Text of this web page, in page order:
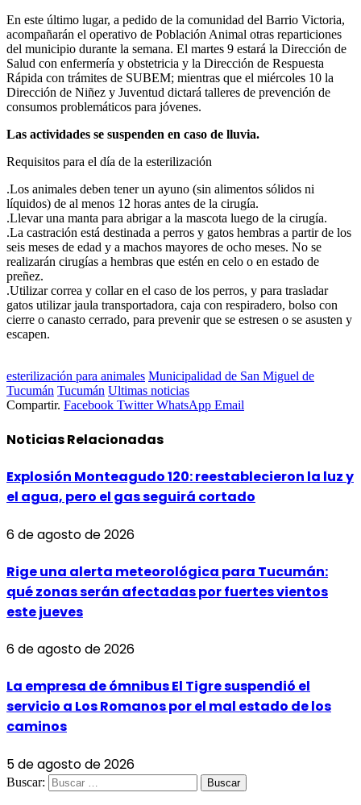
En este último lugar, a pedido de la comunidad del Barrio Victoria,
acompañarán el operativo de Población Animal otras reparticiones
del municipio durante la semana. El martes 9 estará la Dirección de
Salud con enfermería y obstetricia y la Dirección de Respuesta
Rápida con trámites de SUBEM; mientras que el miércoles 10 la
Dirección de Niñez y Juventud dictará talleres de prevención de
consumos problemáticos para jóvenes.
Las actividades se suspenden en caso de lluvia.
Requisitos para el día de la esterilización
.Los animales deben tener un ayuno (sin alimentos sólidos ni
líquidos) de al menos 12 horas antes de la cirugía.
.Llevar una manta para abrigar a la mascota luego de la cirugía.
.La castración está destinada a perros y gatos hembras a partir de los
seis meses de edad y a machos mayores de ocho meses. No se
realizarán cirugías a hembras que estén en celo o en estado de
preñez.
.Utilizar correa y collar en el caso de los perros, y para trasladar
gatos utilizar jaula transportadora, caja con respiradero, bolso con
cierre o canasto cerrado, para prevenir que se estresen o se asusten y
escapen.
esterilización para animales Municipalidad de San Miguel de
Tucumán Tucumán Ultimas noticias
Compartir. Facebook Twitter WhatsApp Email
NoticiasRelacionadas
Explosión Monteagudo 120: reestablecieron la luz y
el agua, pero el gas seguirá cortado
6 de agosto de 2026
Rige una alerta meteorológica para Tucumán:
qué zonas serán afectadas por fuertes vientos
este jueves
6 de agosto de 2026
La empresa de ómnibus El Tigre suspendió el
servicio a Los Romanos por el mal estado de los
caminos
5 de agosto de 2026
Buscar: